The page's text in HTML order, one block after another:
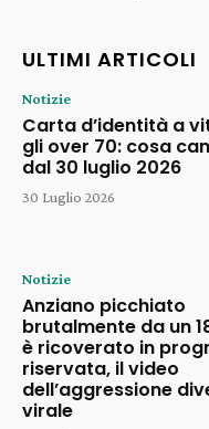
ULTIMI ARTICOLI
Notizie
Carta d’identità a
gli over 70: cosa
dal 30 luglio 2026
30 Luglio 2026
Notizie
Anziano picchiato
brutalmente da un
è ricoverato in
riservata, il video
dell’aggressione
virale